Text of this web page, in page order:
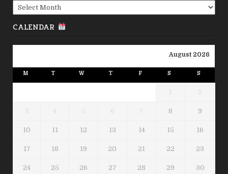
Archives
CALENDAR
August 2026
M T W T F S S
1 2
3 4 5 6 7 8 9
10 11 12 13 14 15 16
17 18 19 20 21 22 23
24 25 26 27 28 29 30